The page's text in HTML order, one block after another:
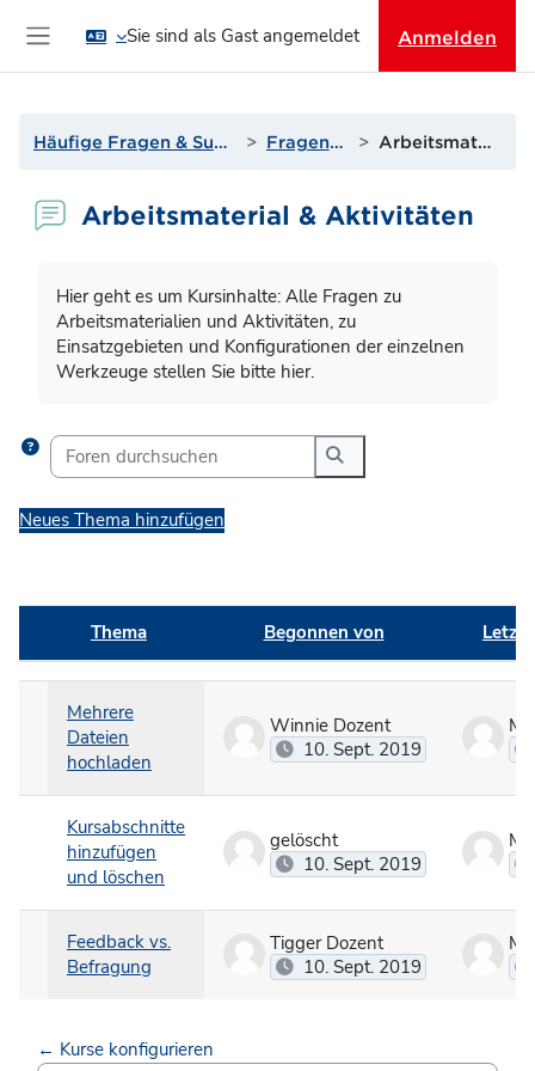
Sie sind als Gast angemeldet Anmelden
Häufige Fragen & Support zur Lernplattform Fragen? Antworten! Arbeitsmaterial & Aktivitäten
Arbeitsmaterial & Aktivitäten
Hier geht es um Kursinhalte: Alle Fragen zu
Arbeitsmaterialien und Aktivitäten, zu
Einsatzgebieten und Konfigurationen der einzelnen
Werkzeuge stellen Sie bitte hier.
Foren durchsuchen
Foren durchsuchen
Neues Thema hinzufügen
Status
Thema Begonnen von
Mehrere
Dateien
hochladen
Winnie Dozent
10. Sept. 2019
Kursabschnitte
hinzufügen
und löschen
gelöscht
10. Sept. 2019
Feedback vs.
Befragung
Tigger Dozent
10. Sept. 2019
← Kurse konfigurieren